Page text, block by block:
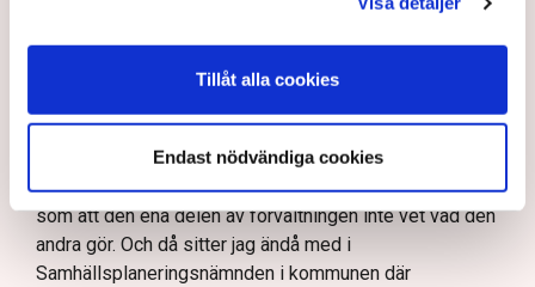
Tillåt alla cookies
Endast nödvändiga cookies
Att du nu ställer in uteserveringen under sommaren,
hur påverkar det ekonomin?
– Det blir ett avbräck, naturligtvis. Men jag kan inte ägna
mig åt allt diskuterande fram och tillbaka där det verkar
som att den ena delen av förvaltningen inte vet vad den
andra gör. Och då sitter jag ändå med i
Samhällsplaneringsnämnden i kommunen där